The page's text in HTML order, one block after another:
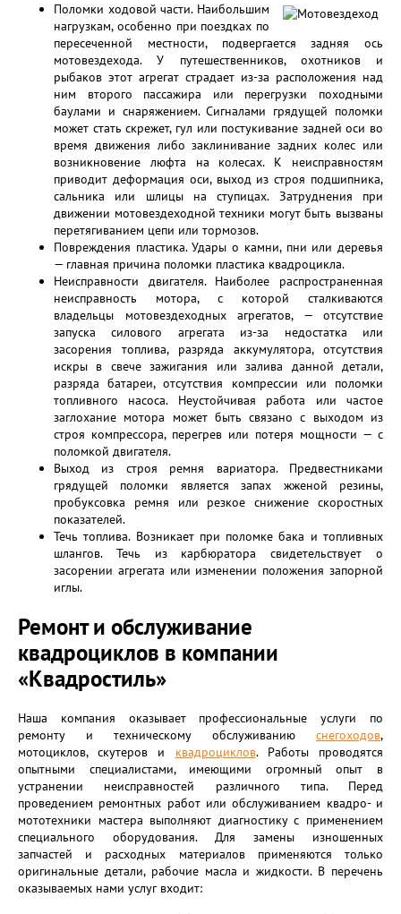
Поломки ходовой части. Наибольшим
нагрузкам, особенно при поездках по
пересеченной местности, подвергается задняя ось
мотовездехода. У путешественников, охотников и
рыбаков этот агрегат страдает из-за расположения над
ним второго пассажира или перегрузки походными
баулами и снаряжением. Сигналами грядущей поломки
может стать скрежет, гул или постукивание задней оси во
время движения либо заклинивание задних колес или
возникновение люфта на колесах. К неисправностям
приводит деформация оси, выход из строя подшипника,
сальника или шлицы на ступицах. Затруднения при
движении мотовездеходной техники могут быть вызваны
перетягиванием цепи или тормозов.
Повреждения пластика. Удары о камни, пни или деревья
— главная причина поломки пластика квадроцикла.
Неисправности двигателя. Наиболее распространенная
неисправность мотора, с которой сталкиваются
владельцы мотовездеходных агрегатов, — отсутствие
запуска силового агрегата из-за недостатка или
засорения топлива, разряда аккумулятора, отсутствия
искры в свече зажигания или залива данной детали,
разряда батареи, отсутствия компрессии или поломки
топливного насоса. Неустойчивая работа или частое
заглохание мотора может быть связано с выходом из
строя компрессора, перегрев или потеря мощности — с
поломкой двигателя.
Выход из строя ремня вариатора. Предвестниками
грядущей поломки является запах жженой резины,
пробуксовка ремня или резкое снижение скоростных
показателей.
Течь топлива. Возникает при поломке бака и топливных
шлангов. Течь из карбюратора свидетельствует о
засорении агрегата или изменении положения запорной
иглы.
Ремонт и обслуживание
квадроциклов в компании
«Квадростиль»
Наша компания оказывает профессиональные услуги по
ремонту и техническому обслуживанию снегоходов,
мотоциклов, скутеров и квадроциклов. Работы проводятся
опытными специалистами, имеющими огромный опыт в
устранении неисправностей различного типа. Перед
проведением ремонтных работ или обслуживанием квадро- и
мототехники мастера выполняют диагностику с применением
специального оборудования. Для замены изношенных
запчастей и расходных материалов применяются только
оригинальные детали, рабочие масла и жидкости. В перечень
оказываемых нами услуг входит: